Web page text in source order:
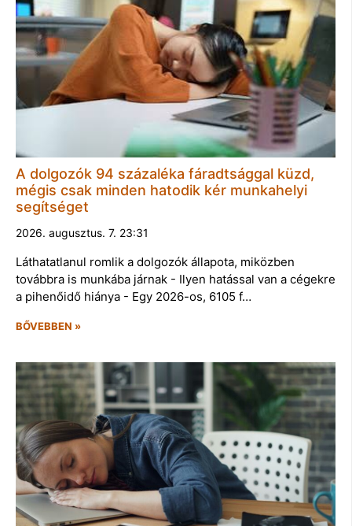
A dolgozók 94 százaléka fáradtsággal küzd,
mégis csak minden hatodik kér munkahelyi
segítséget
2026. augusztus. 7. 23:31
Láthatatlanul romlik a dolgozók állapota, miközben
továbbra is munkába járnak - Ilyen hatással van a cégekre
a pihenőidő hiánya - Egy 2026-os, 6105 f…
BŐVEBBEN »